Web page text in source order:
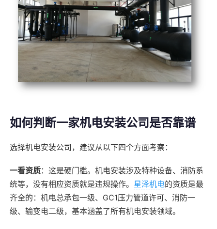
如何判断一家机电安装公司是否靠谱
选择机电安装公司，建议从以下四个方面考察：
一看资质：这是硬门槛。机电安装涉及特种设备、消防系
统等，没有相应资质就是违规操作。 星泽机电的资质是最
齐全的：机电总承包一级、GC1压力管道许可、消防一
级、输变电二级，基本涵盖了所有机电安装领域。